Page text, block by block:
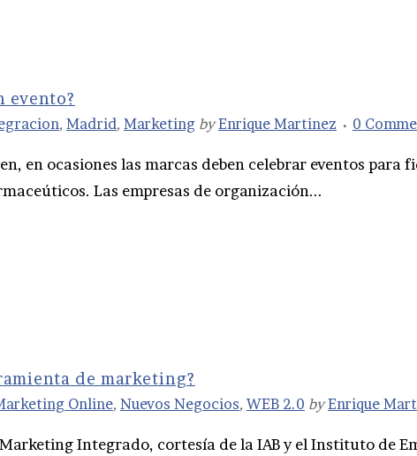
evento?
, Madrid, Marketing byEnrique Martinez 0
en ocasiones las marcas deben celebrar eventos
Las empresas de organización...
de marketing?
Online, Nuevos Negocios, WEB 2.0 byEnrique
Integrado, cortesía de la IAB y el Instituto de